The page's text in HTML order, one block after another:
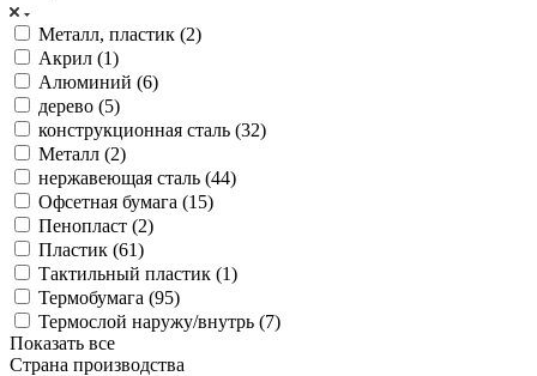
Металл, пластик (2)
Акрил (1)
Алюминий (6)
дерево (5)
конструкционная сталь (32)
Металл (2)
нержавеющая сталь (44)
Офсетная бумага (15)
Пенопласт (2)
Пластик (61)
Тактильный пластик (1)
Термобумага (95)
Термослой наружу/внутрь (7)
Показать все
Страна производства